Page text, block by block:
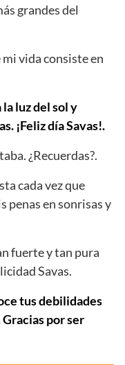
grandes del
vida consiste en
luz del sol y
¡Feliz día Savas!.
¿Recuerdas?.
cada vez que
penas en sonrisas y
fuerte y tan pura
Savas.
tus debilidades
por ser